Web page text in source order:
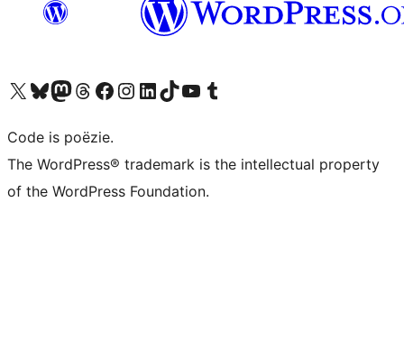
Bezoek ons X (voorheen Twitter) account
Bezoek ons Bluesky account
Bezoek ons Mastodon account
Bezoek ons Threads account
Onze Facebook pagina bezoeken
Bezoek ons Instagram account
Bezoek ons LinkedIn account
Bezoek ons TikTok account
Bezoek ons YouTube kanaalBezoek ons Tumblr account
Code is poëzie.
The WordPress® trademark is the intellectual property
of the WordPress Foundation.